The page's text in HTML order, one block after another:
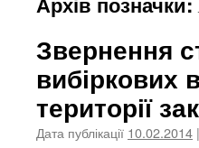
Звернення
вибіркових
території
Дата публікації 10.02.2014